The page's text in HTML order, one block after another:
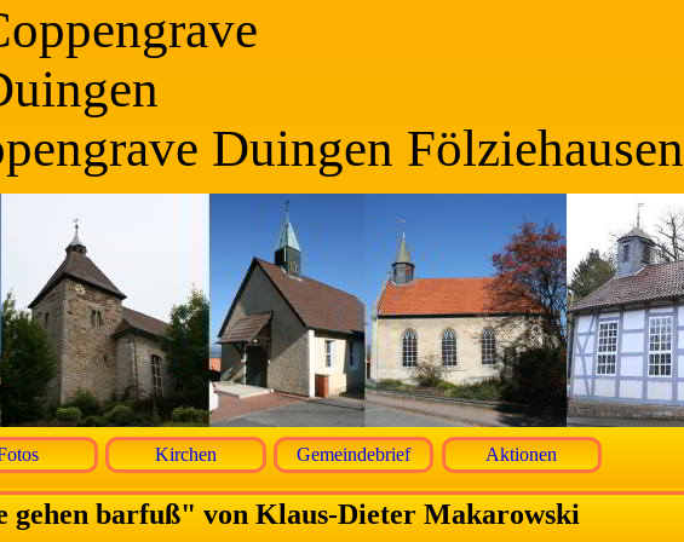
Duingen
Kirchen Gemeindebrief Aktionen
gehen barfuß" von Klaus-Dieter Makarowski